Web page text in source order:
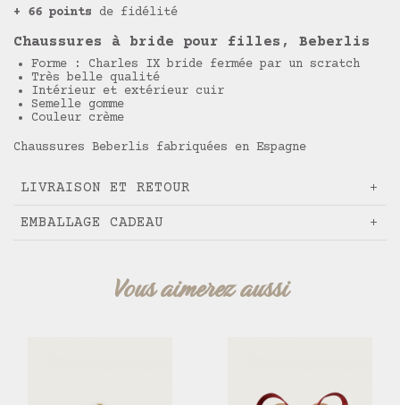
+ 66 points de fidélité
Chaussures à bride pour filles, Beberlis
Forme : Charles IX bride fermée par un scratch
Très belle qualité
Intérieur et extérieur cuir
Semelle gomme
Couleur crème
Chaussures Beberlis fabriquées en Espagne
LIVRAISON ET RETOUR
EMBALLAGE CADEAU
Vous aimerez aussi